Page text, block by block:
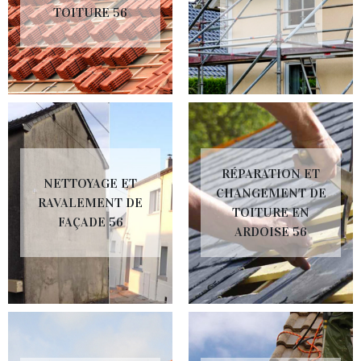
TOITURE 56
NETTOYAGE ET
RAVALEMENT DE
FAÇADE 56
RÉPARATION ET
CHANGEMENT DE
TOITURE EN
ARDOISE 56